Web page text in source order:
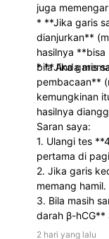
juga
* **Jika garis
dianjurkan**
hasilnya **bisa
bila Anda
* **Jika garis
pembacaan**
kemungkinan
hasilnya
Saran saya:
1. Ulangi tes
pertama di
2. Jika garis
memang hamil.
3. Bila masih
darah β-hCG**
2 hari yang lalu